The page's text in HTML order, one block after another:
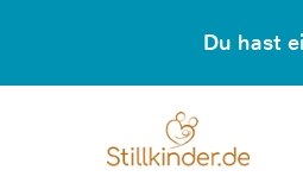
Du hast